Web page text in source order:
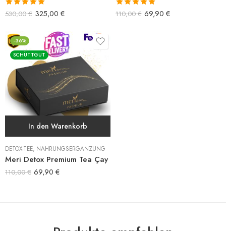
Bewertet mit
530,00€ 325,00 €
Bewertet mit
110,00€ 69,90 €
-36%
SCHÜTTGUT
In den Warenkorb
DETOX-TEE, NAHRUNGSERGÄNZUNG
Meri Detox Premium Tea Çay
110,00€ 69,90 €